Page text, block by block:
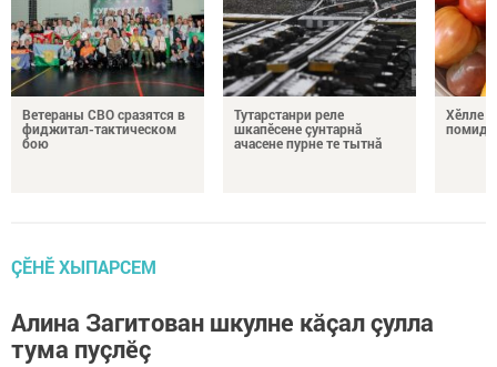
Ветераны СВО сразятся в
фиджитал-тактическом
бою
Тутарстанри реле
шкапӗсене çунтарнă
ачасене пурне те тытнă
Хӗлле
ÇӖНӖ ХЫПАРСЕМ
Алина Загитован шкулне кăçал çулла
тума пуçлӗç